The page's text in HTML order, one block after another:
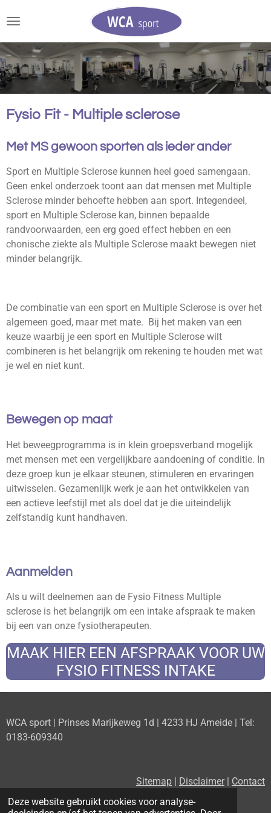
Deze website gebruikt cookies voor analyse-
direct
naar
de
hoofdinhoud
Fysio Fit - Multiple sclerose
Met MS gewoon sporten als ieder ander
Sport en Multiple Sclerose kunnen heel goed samengaan.
Geen enkel onderzoek toont aan dat mensen met Multiple
Sclerose minder behoefte hebben aan sport. Integendeel,
sport en Multiple Sclerose kan, binnen bepaalde
randvoorwaarden, een erg goed effect hebben en een
chonische ziekte als Multiple Sclerose maakt bewegen niet
minder belangrijk.
De combinatie van een sport en Multiple Sclerose is over het
algemeen goed, maar met mate. Bij het maken van een
keuze waarbij je een sport en Multiple Sclerose wilt
combineren is het belangrijk om rekening te houden met wat
je wel en niet kunt.
Bewegen op maat
Het beweegprogramma is in klein groepsverband mogelijk
met mensen met een vergelijkbare aandoening of conditie. In
deze groep kun je elkaar steunen, stimuleren en ervaringen
uitwisselen. Gezamenlijk werk je aan het ontwikkelen van
een actieve leefstijl met als doel dat je die uiteindelijk
zelfstandig kunt handhaven.
Aanmelden
Als u wilt deelnemen aan de Fysio Fitness Multiple
sclerose is het belangrijk om een intake afspraak te maken
bij een van onze fysiotherapeuten.
MAAK HIER EEN AFSPRAAK VOOR UW
FYSIO FITNESS INTAKE
WCA sport | Prinses Marijkeweg 1d | 4233 HJ Ameide | Tel:
0183-609340
Sitemap | Disclaimer | Contact